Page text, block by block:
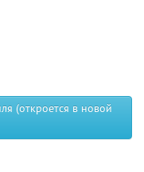
(откроется в новой